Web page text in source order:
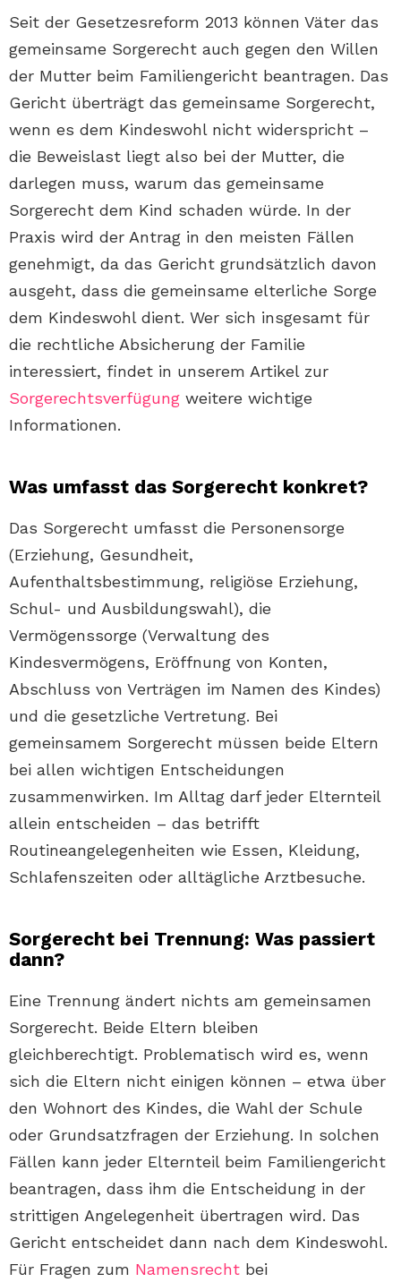
Seit der Gesetzesreform 2013 können Väter das
gemeinsame Sorgerecht auch gegen den Willen
der Mutter beim Familiengericht beantragen. Das
Gericht überträgt das gemeinsame Sorgerecht,
wenn es dem Kindeswohl nicht widerspricht –
die Beweislast liegt also bei der Mutter, die
darlegen muss, warum das gemeinsame
Sorgerecht dem Kind schaden würde. In der
Praxis wird der Antrag in den meisten Fällen
genehmigt, da das Gericht grundsätzlich davon
ausgeht, dass die gemeinsame elterliche Sorge
dem Kindeswohl dient. Wer sich insgesamt für
die rechtliche Absicherung der Familie
interessiert, findet in unserem Artikel zur
Sorgerechtsverfügung weitere wichtige
Informationen.
Was umfasst das Sorgerecht konkret?
Das Sorgerecht umfasst die Personensorge
(Erziehung, Gesundheit,
Aufenthaltsbestimmung, religiöse Erziehung,
Schul- und Ausbildungswahl), die
Vermögenssorge (Verwaltung des
Kindesvermögens, Eröffnung von Konten,
Abschluss von Verträgen im Namen des Kindes)
und die gesetzliche Vertretung. Bei
gemeinsamem Sorgerecht müssen beide Eltern
bei allen wichtigen Entscheidungen
zusammenwirken. Im Alltag darf jeder Elternteil
allein entscheiden – das betrifft
Routineangelegenheiten wie Essen, Kleidung,
Schlafenszeiten oder alltägliche Arztbesuche.
Sorgerecht bei Trennung: Was passiert
dann?
Eine Trennung ändert nichts am gemeinsamen
Sorgerecht. Beide Eltern bleiben
gleichberechtigt. Problematisch wird es, wenn
sich die Eltern nicht einigen können – etwa über
den Wohnort des Kindes, die Wahl der Schule
oder Grundsatzfragen der Erziehung. In solchen
Fällen kann jeder Elternteil beim Familiengericht
beantragen, dass ihm die Entscheidung in der
strittigen Angelegenheit übertragen wird. Das
Gericht entscheidet dann nach dem Kindeswohl.
Für Fragen zum Namensrecht bei